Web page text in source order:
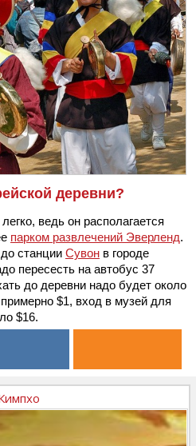
деревни?
ведь он располагается
парком развлечений Эверленд.
станции Сувон в городе
пересесть на автобус 37
до деревни надо будет около
$1, вход в музей для
$16.